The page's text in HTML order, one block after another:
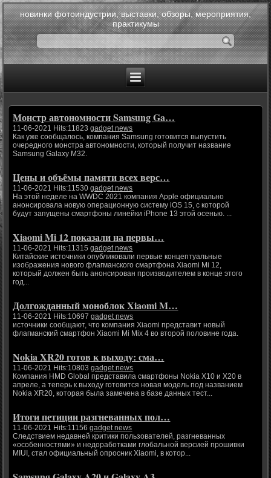
новинки фотоиндустрии, выставки, обзоры, мероприятия,
практикумы
Монстр автономности Samsung Ga…
11-06-2021 Hits:11823gadget news
Как уже сообщалось, компания Samsung готовится выпустить
очередного монстра автономности, который получит название
Samsung Galaxy M32.
Цены и объёмы памяти всех верс…
11-06-2021 Hits:11530gadget news
На этой неделе на WWDC 2021 компания Apple официально
анонсировала новую операционную систему iOS 15, с которой
будут запущены смартфоны линейки iPhone 13 этой осенью. ...
Xiaomi Mi 12 показали на первы…
11-06-2021 Hits:11315gadget news
Китайские источники опубликовали первые концептуальные
изображения нового флагманского смартфона Xiaomi Mi 12,
который должен быть анонсирован производителем в конце этого
год...
Долгожданный моноблок Xiaomi M…
11-06-2021 Hits:10697gadget news
источники сообщают, что компания Xiaomi представит новый
флагманский смартфон Xiaomi Mi Mix 4 во второй половине года.
Nokia XR20 готов к выходу: сма…
11-06-2021 Hits:10803gadget news
Компания HMD Global представила смартфоны Nokia X10 и X20 в
апреле, а теперь к выходу готовится новая модель под названием
Nokia XR20, которая была замечена в базе данных тест...
Итоги петиции разгневанных пол…
11-06-2021 Hits:11156gadget news
Следствием недавней критики пользователей, разгневанных
«особенностями» и недоработками глобальной версией прошивки
MIUI, стал официальный опросник Xiaomi, в котор...